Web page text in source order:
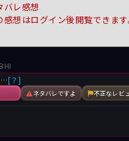
レ感想
想はログイン後閲覧できま
…[？]
ネタバレですよ 不正なレビ